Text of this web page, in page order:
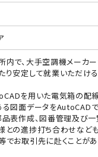
内で、大手空調機メーカ
り安定して就業いただける
を用いた電気箱の配
る図面データをAutoCAD
品表作成、図番管理及び
との進捗打ち合わせなども
お取引先に赴くことがあ